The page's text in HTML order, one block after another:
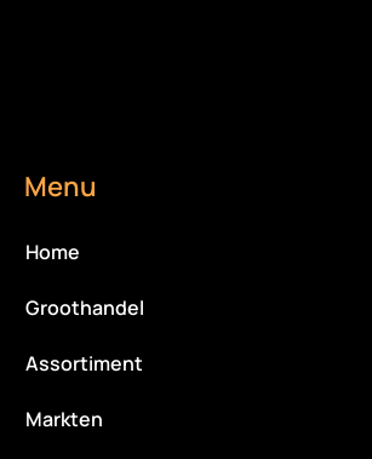
Menu
Home
Groothandel
Assortiment
Markten